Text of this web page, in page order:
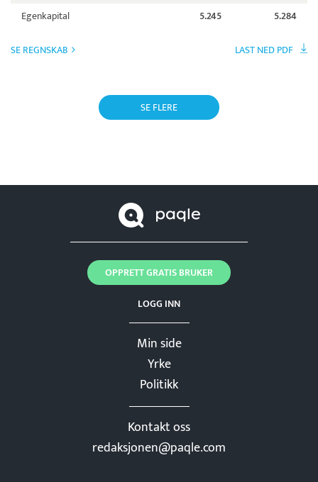
Egenkapital
5.245 5.284
SE REGNSKAB LAST NED PDF
SE FLERE
Min side
Yrke
Politikk
Kontakt oss
redaksjonen@paqle.com
LOGG INN
OPPRETT GRATIS BRUKER